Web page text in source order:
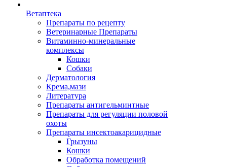
Ветаптека
Препараты по рецепту
Ветеринарные Препараты
Витаминно-минеральные
комплексы
Кошки
Собаки
Дерматология
Крема,мази
Литература
Препараты антигельминтные
Препараты для регуляции половой
охоты
Препараты инсектоакарицидные
Грызуны
Кошки
Обработка помещений